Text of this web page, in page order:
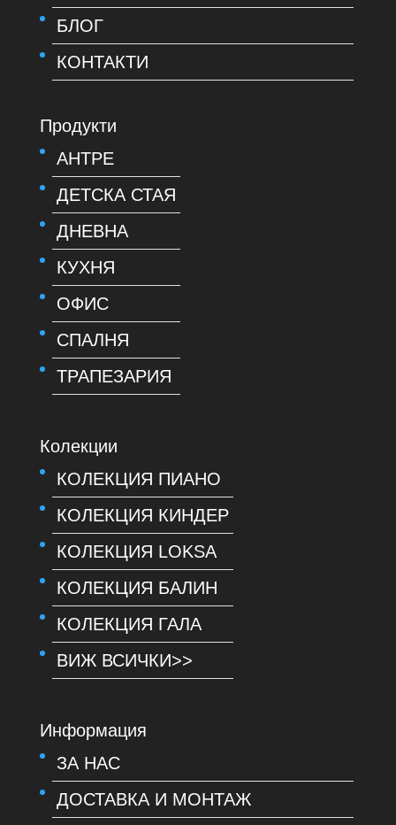
БЛОГ
КОНТАКТИ
Продукти
АНТРЕ
ДЕТСКА СТАЯ
ДНЕВНА
КУХНЯ
ОФИС
СПАЛНЯ
ТРАПЕЗАРИЯ
Колекции
КОЛЕКЦИЯ ПИАНО
КОЛЕКЦИЯ КИНДЕР
КОЛЕКЦИЯ LOKSA
КОЛЕКЦИЯ БАЛИН
КОЛЕКЦИЯ ГАЛА
ВИЖ ВСИЧКИ>>
Информация
ЗА НАС
ДОСТАВКА И МОНТАЖ